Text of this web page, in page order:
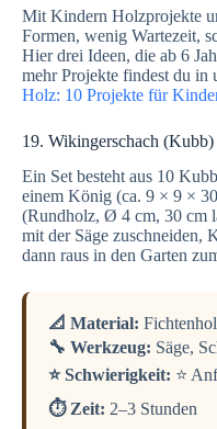
Mit Kindern Holzprojekte
Formen, wenig Wartezeit,
Hier drei Ideen, die ab 6
mehr Projekte findest du in
Holz: 10 Projekte für
19. Wikingerschach (Kubb)
Ein Set besteht aus 10
einem König (ca. 9 × 9 ×
(Rundholz, Ø 4 cm, 30 cm
mit der Säge zuschneiden,
dann raus in den Garten
📐 Material:
🔧 Werkzeug: Säge,
⭐ Schwierigkeit: ⭐
⏱️ Zeit: 2–3 Stunden